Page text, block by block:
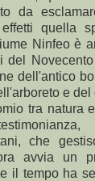
da
quella
Ninfeo è
del
dell'antico
e del
tra natura
che
avvia un
il tempo ha